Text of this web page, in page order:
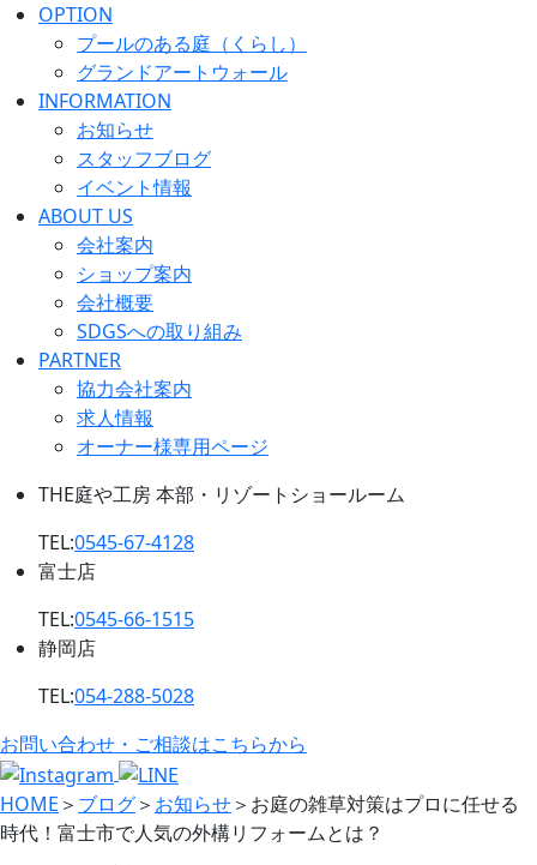
OPTION
プールのある庭（くらし）
グランドアートウォール
INFORMATION
お知らせ
スタッフブログ
イベント情報
ABOUT US
会社案内
ショップ案内
会社概要
SDGSへの取り組み
PARTNER
協力会社案内
求人情報
オーナー様専用ページ
THE庭や工房 本部・リゾートショールーム
TEL:0545-67-4128
富士店
TEL:0545-66-1515
静岡店
TEL:054-288-5028
お問い合わせ・ご相談はこちらから
HOME ＞ ブログ＞ お知らせ＞ お庭の雑草対策はプロに任せる
時代！富士市で人気の外構リフォームとは？